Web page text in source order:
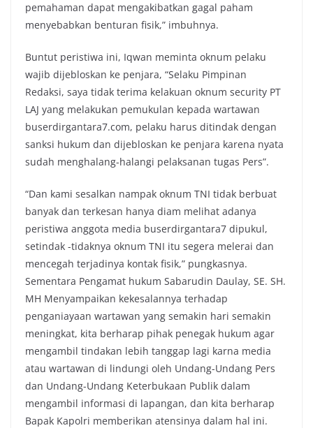
pemahaman dapat mengakibatkan gagal paham
menyebabkan benturan fisik,” imbuhnya.
Buntut peristiwa ini, Iqwan meminta oknum pelaku
wajib dijebloskan ke penjara, “Selaku Pimpinan
Redaksi, saya tidak terima kelakuan oknum security PT
LAJ yang melakukan pemukulan kepada wartawan
buserdirgantara7.com, pelaku harus ditindak dengan
sanksi hukum dan dijebloskan ke penjara karena nyata
sudah menghalang-halangi pelaksanan tugas Pers”.
“Dan kami sesalkan nampak oknum TNI tidak berbuat
banyak dan terkesan hanya diam melihat adanya
peristiwa anggota media buserdirgantara7 dipukul,
setindak -tidaknya oknum TNI itu segera melerai dan
mencegah terjadinya kontak fisik,” pungkasnya.
Sementara Pengamat hukum Sabarudin Daulay, SE. SH.
MH Menyampaikan kekesalannya terhadap
penganiayaan wartawan yang semakin hari semakin
meningkat, kita berharap pihak penegak hukum agar
mengambil tindakan lebih tanggap lagi karna media
atau wartawan di lindungi oleh Undang-Undang Pers
dan Undang-Undang Keterbukaan Publik dalam
mengambil informasi di lapangan, dan kita berharap
Bapak Kapolri memberikan atensinya dalam hal ini.